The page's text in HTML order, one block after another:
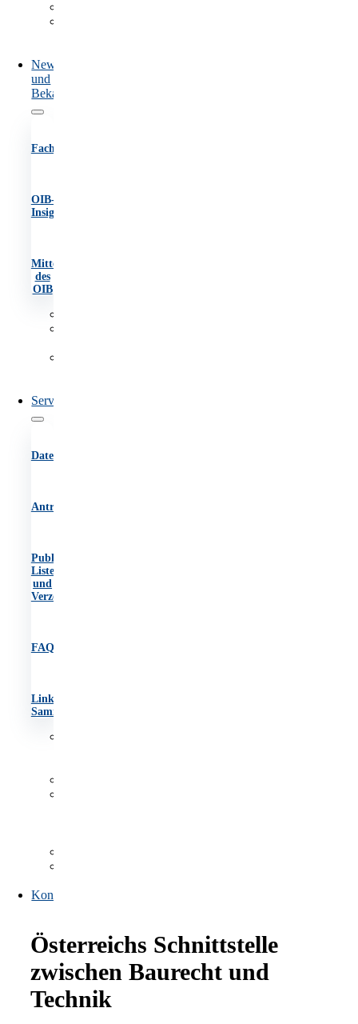
News
und
Bekanntmachungen
Fachartikel
OIB-
Insights
Mitteilungen
des
OIB
Service
Datenbanken
Antragsformulare
Publikationen,
Listen
und
Verzeichnisse
FAQs
Link-
Sammlung
Kontakt
Österreichs Schnittstelle
zwischen Baurecht und
Technik